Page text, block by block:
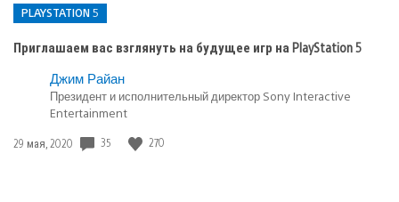
PLAYSTATION 5
Приглашаем вас взглянуть на будущее игр на PlayStation 5
Опубликовано
PlayStation
5
Джим Райан
Президент и исполнительный директор Sony Interactive
Entertainment
Дата
29 мая, 2020 35 270